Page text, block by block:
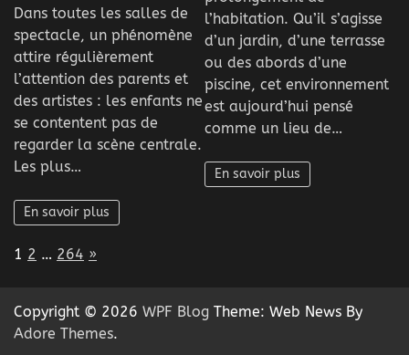
enfants
observent
souvent
qui
passe
autour
Dans toutes les salles de
spectacle, un phénomène
attire régulièrement
l’attention des parents et
des artistes : les enfants ne
se contentent pas de
regarder la scène centrale.
Les plus…
En savoir plus
l’habitation. Qu’il s’agisse
d’un jardin, d’une terrasse
ou des abords d’une
piscine, cet environnement
est aujourd’hui pensé
comme un lieu de…
En savoir plus
Page:
1 2 … 264 Next
»
Copyright © 2026 WPF Blog Theme: Web News By
Adore Themes.